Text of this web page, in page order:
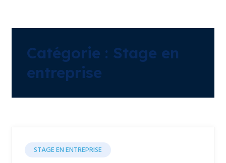
Catégorie : Stage en
entreprise
STAGE EN ENTREPRISE